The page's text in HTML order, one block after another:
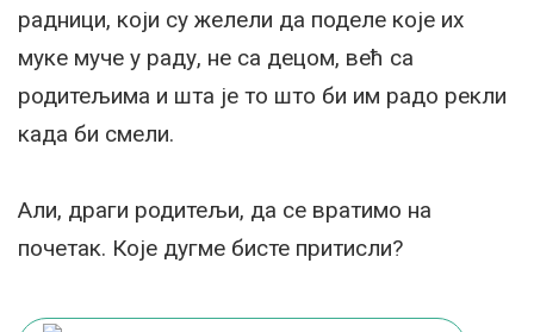
радници, који су желели да поделе које их
муке муче у раду, не са децом, већ са
родитељима и шта је то што би им радо рекли
када би смели.
Али, драги родитељи, да се вратимо на
почетак. Које дугме бисте притисли?